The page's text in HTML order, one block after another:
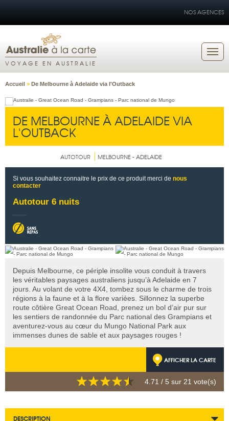
NOS AGENCES
VOYAGE EN AUSTRALIE
Accueil > De Melbourne à Adelaide via l'Outback
DE MELBOURNE À ADELAIDE VIA
L'OUTBACK
AUTOTOUR MELBOURNE - ADELAIDE
Si vous souhaitez connaitre le prix de ce produit merci de nous
contacter
Autotour 6 nuits
Depuis Melbourne, ce périple insolite vous conduit à travers
les véritables paysages australiens jusqu’à Adelaide en 7
jours. Au volant de votre 4X4, tombez sous le charme de trois
régions à la faune et à la flore variées. Sillonnez la superbe
route côtière Great Ocean Road, prenez un bol d’air pur sur
les sentiers de randonnée du Parc national des Grampians et
aventurez-vous au cœur du Mungo National Park aux
immenses dunes de sable et aux paysages rouges !
AFFICHER LA CARTE
4.71 / 5 sur 21 vote(s)
DESCRIPTION